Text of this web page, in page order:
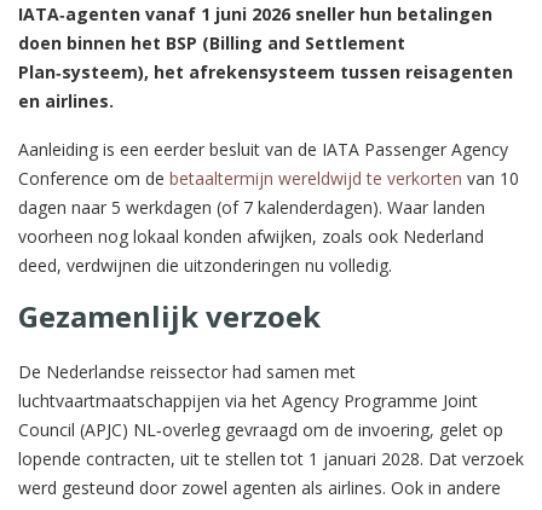
IATA‑agenten vanaf 1 juni 2026 sneller hun betalingen
doen binnen het BSP (Billing and Settlement
Plan‑systeem), het afrekensysteem tussen reisagenten
en airlines.
Aanleiding is een eerder besluit van de IATA Passenger Agency
Conference om de betaaltermijn wereldwijd te verkorten van 10
dagen naar 5 werkdagen (of 7 kalenderdagen). Waar landen
voorheen nog lokaal konden afwijken, zoals ook Nederland
deed, verdwijnen die uitzonderingen nu volledig.
Gezamenlijk verzoek
De Nederlandse reissector had samen met
luchtvaartmaatschappijen via het Agency Programme Joint
Council (APJC) NL‑overleg gevraagd om de invoering, gelet op
lopende contracten, uit te stellen tot 1 januari 2028. Dat verzoek
werd gesteund door zowel agenten als airlines. Ook in andere